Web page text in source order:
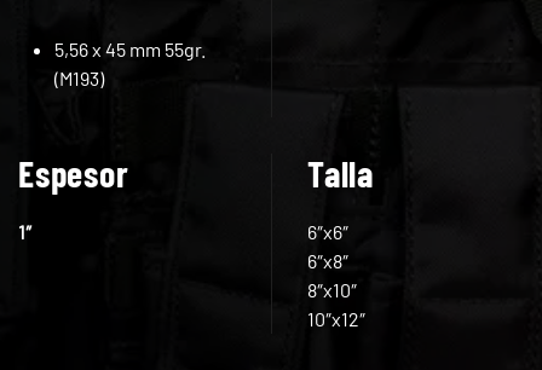
5,56 x 45 mm 55gr.
(M193)
Espesor
1″
Talla
6″x6″
6″x8″
8″x10″
10″x12″